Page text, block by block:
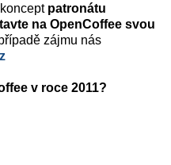
patronátu
na OpenCoffee svou
zájmu nás
v roce 2011?